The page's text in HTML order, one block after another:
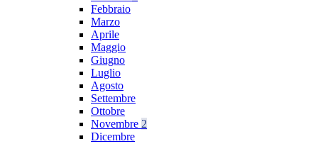
Febbraio
Marzo
Aprile
Maggio
Giugno
Luglio
Agosto
Settembre
Ottobre
Novembre 2
Dicembre